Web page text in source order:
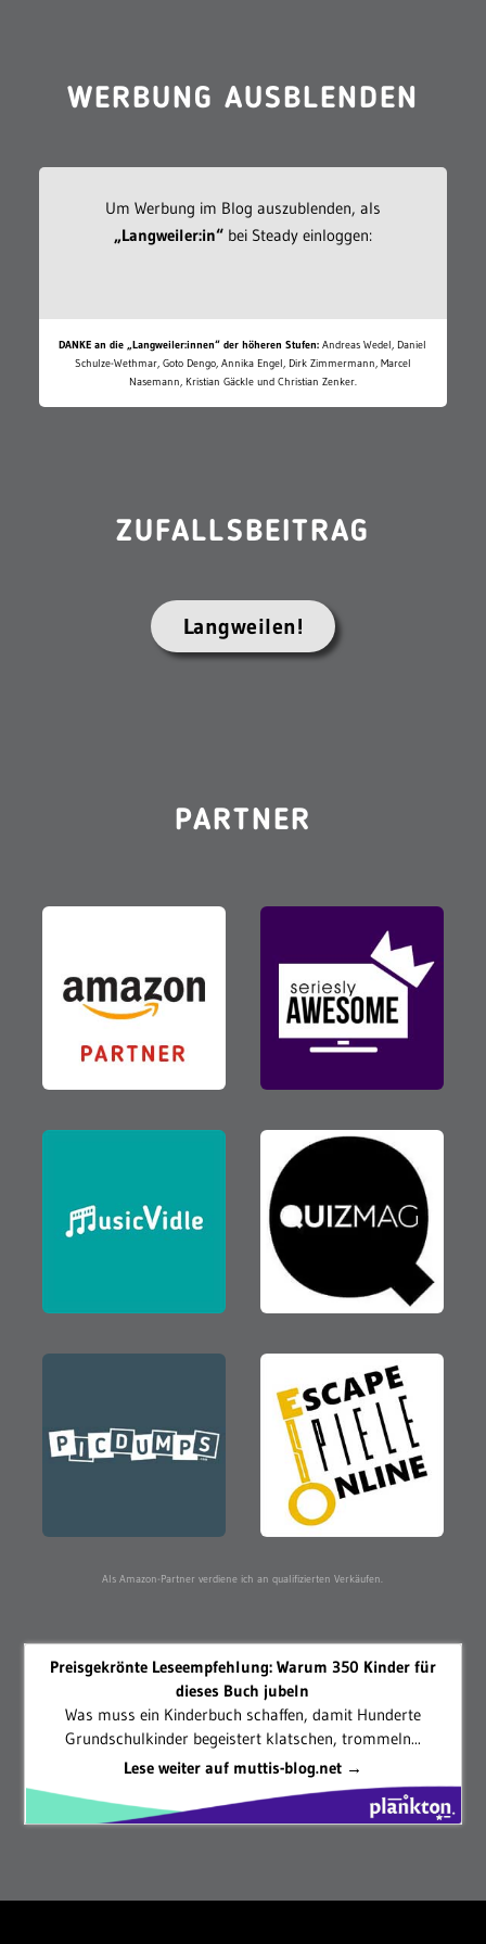
WERBUNG AUSBLENDEN
Um Werbung im Blog auszublenden, als
„Langweiler:in“bei Steady einloggen:
DANKE an die „Langweiler:innen“ der höheren Stufen: Andreas Wedel, Daniel
Schulze-Wethmar, Goto Dengo, Annika Engel, Dirk Zimmermann, Marcel
Nasemann, Kristian Gäckle und Christian Zenker.
ZUFALLSBEITRAG
Langweilen!
PARTNER
Als Amazon-Partner verdiene ich an qualifizierten Verkäufen.
Preisgekrönte Leseempfehlung: Warum 350 Kinder für
dieses Buch jubeln
Was muss ein Kinderbuch schaffen, damit Hunderte
Grundschulkinder begeistert klatschen, trommeln...
Lese weiter auf muttis-blog.net →